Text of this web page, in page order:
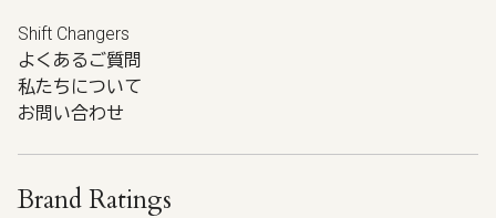
Shift Changers
よくあるご質問
私たちについて
お問い合わせ
Brand Ratings